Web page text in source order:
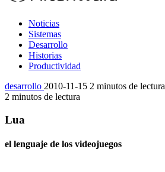
Noticias
Sistemas
Desarrollo
Historias
Productividad
desarrollo 2010-11-15 2 minutos de lectura
2 minutos de lectura
Lua
el lenguaje de los videojuegos